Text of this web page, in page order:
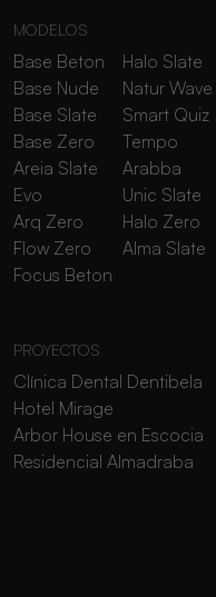
MODELOS
Base Beton
Base Nude
Base Slate
Base Zero
Areia Slate
Evo
Arq Zero
Flow Zero
Focus Beton
Halo Slate
Natur Wave
Smart Quiz
Tempo
Arabba
Unic Slate
Halo Zero
Alma Slate
PROYECTOS
Clínica Dental Dentibela
Hotel Mirage
Arbor House en Escocia
Residencial Almadraba